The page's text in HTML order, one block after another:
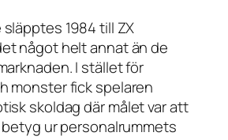
släpptes 1984 till ZX
något helt annat än de
I stället för
monster fick spelaren
skoldag där målet var att
ur personalrummets